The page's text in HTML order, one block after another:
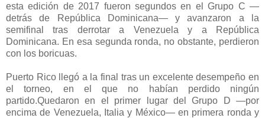
esta edición de 2017 fueron segundos en el Grupo C —
detrás de República Dominicana— y avanzaron a la
semifinal tras derrotar a Venezuela y a República
Dominicana. En esa segunda ronda, no obstante, perdieron
con los boricuas.
Puerto Rico llegó a la final tras un excelente desempeño en
el torneo, en el que no habían perdido ningún
partido.Quedaron en el primer lugar del Grupo D —por
encima de Venezuela, Italia y México— en primera ronda y